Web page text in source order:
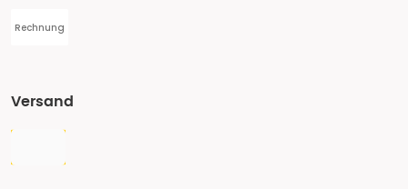
Rechnung
Versand